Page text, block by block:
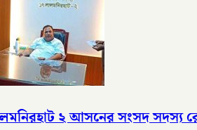
২ আসনের সংসদ সদস্য